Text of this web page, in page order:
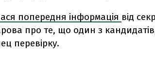
попередня інформація від
про те, що один з
перевірку.